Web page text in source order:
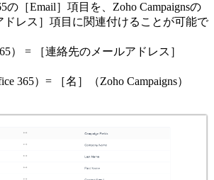
の［Email］項目を、Zoho Campaignsの
ドレス］項目に関連付けることが可能で
） = ［連絡先のメールアドレス］
365）= ［名］（Zoho Campaigns）